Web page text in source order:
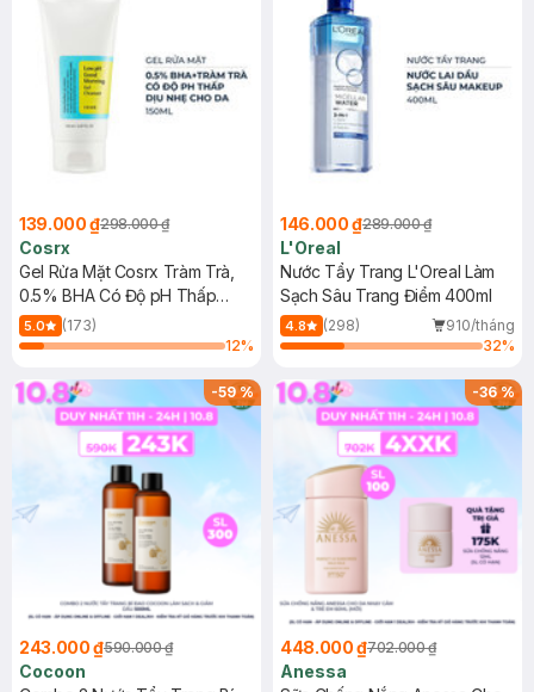
139.000 ₫298.000 ₫
Cosrx
Gel Rửa Mặt Cosrx Tràm Trà,
0.5% BHA Có Độ pH Thấp
150ml
5.0
(173)
12%
146.000 ₫289.000 ₫
L'Oreal
Nước Tẩy Trang L'Oreal Làm
Sạch Sâu Trang Điểm 400ml
4.8 (298)
910/tháng
32%
-59%
243.000 ₫590.000 ₫
Cocoon
-36%
448.000 ₫702.000 ₫
Anessa